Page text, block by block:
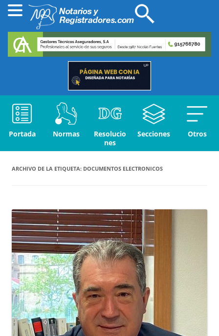
Portada Normas
Resolucio
nes
Secciones Otros
ARCHIVO DE LA ETIQUETA: DOCUMENTOS ELECTRONICOS